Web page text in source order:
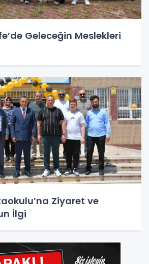
Geleceğin Meslekleri
Ziyaret ve
İlgi